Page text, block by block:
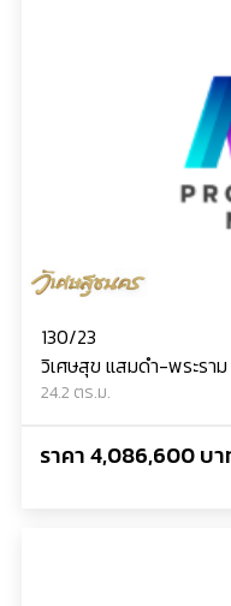
130/23
วิเศษสุข แสมดำ-พระราม
24.2 ตร.ม.
ราคา 4,086,600 บา